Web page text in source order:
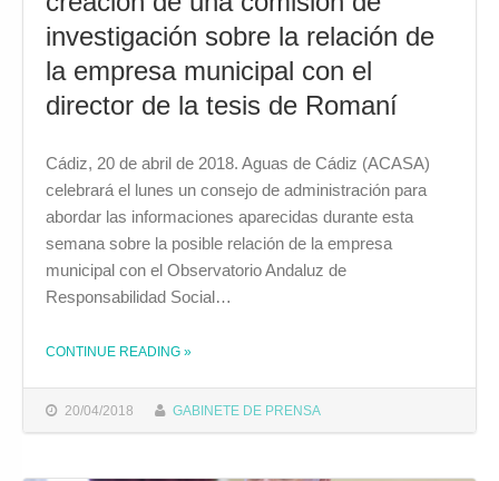
investigación sobre la relación de
la empresa municipal con el
director de la tesis de Romaní
20/04/2018 GABINETE DE PRENSA
Cádiz, 20 de abril de 2018. Aguas de Cádiz (ACASA)
celebrará el lunes un consejo de administración para
abordar las informaciones aparecidas durante esta
semana sobre la posible relación de la empresa
municipal con el Observatorio Andaluz de
Responsabilidad Social…
CONTINUE READING »